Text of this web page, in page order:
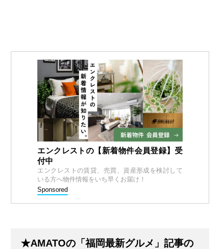
エンクレストの【新着物件会員登録】受
付中
エンクレストの賃貸、売買、資産形成を検討して
いる方へ物件情報をいち早くお届け！
Sponsored
★AMATOの「福岡最新グルメ」記事の